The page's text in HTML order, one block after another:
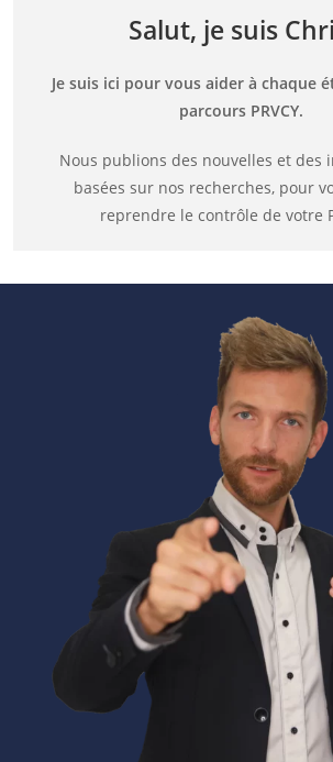
Salut, je suis
Je suis ici pour vous aider à chaque
parcours PRVCY.
Nous publions des nouvelles et des
basées sur nos recherches, pour
reprendre le contrôle de votre